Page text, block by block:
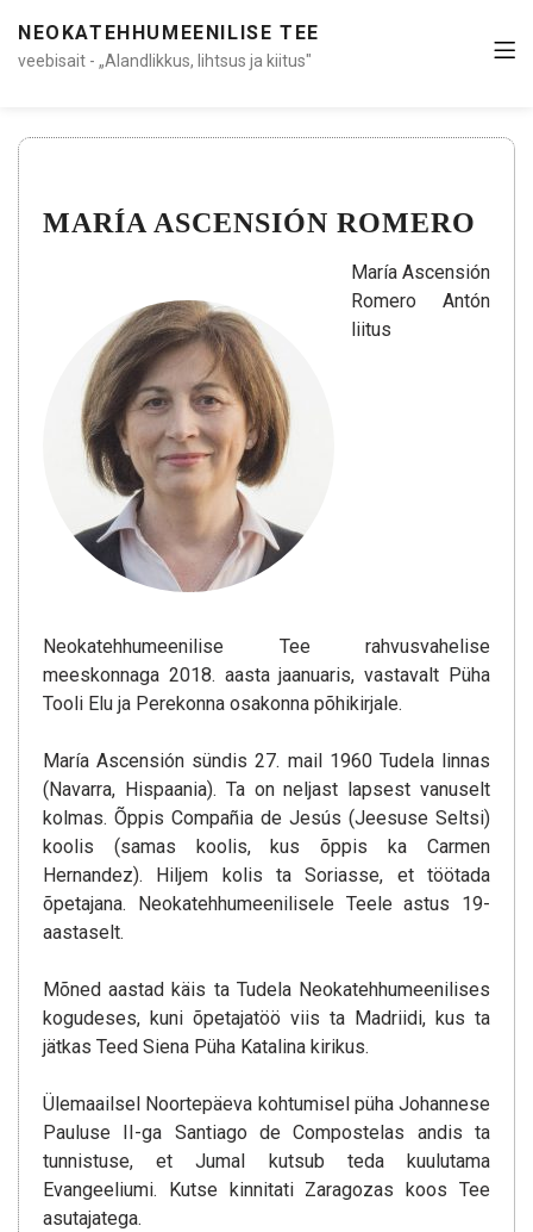
NEOKATEHHUMEENILISE TEE
veebisait - „Alandlikkus, lihtsus ja kiitus"
MARÍA ASCENSIÓN ROMERO
María Ascensión
Romero Antón
liitus
Neokatehhumeenilise Tee rahvusvahelise
meeskonnaga 2018. aasta jaanuaris, vastavalt Püha
Tooli Elu ja Perekonna osakonna põhikirjale.
María Ascensión sündis 27. mail 1960 Tudela linnas
(Navarra, Hispaania). Ta on neljast lapsest vanuselt
kolmas. Õppis Compañia de Jesús (Jeesuse Seltsi)
koolis (samas koolis, kus õppis ka Carmen
Hernandez). Hiljem kolis ta Soriasse, et töötada
õpetajana. Neokatehhumeenilisele Teele astus 19-
aastaselt.
Mõned aastad käis ta Tudela Neokatehhumeenilises
kogudeses, kuni õpetajatöö viis ta Madriidi, kus ta
jätkas Teed Siena Püha Katalina kirikus.
Ülemaailsel Noortepäeva kohtumisel püha Johannese
Pauluse II-ga Santiago de Compostelas andis ta
tunnistuse, et Jumal kutsub teda kuulutama
Evangeeliumi. Kutse kinnitati Zaragozas koos Tee
asutajatega.